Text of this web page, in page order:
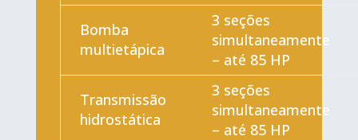
Bomba
multietápica
3 seções
simultaneamente
– até 85 HP
Transmissão
hidrostática
3 seções
simultaneamente
– até 85 HP